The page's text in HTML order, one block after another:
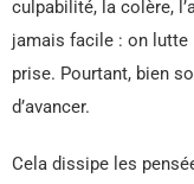
culpabilité, la colère,
jamais facile : on lutte
prise. Pourtant, bien
d’avancer.
Cela dissipe les